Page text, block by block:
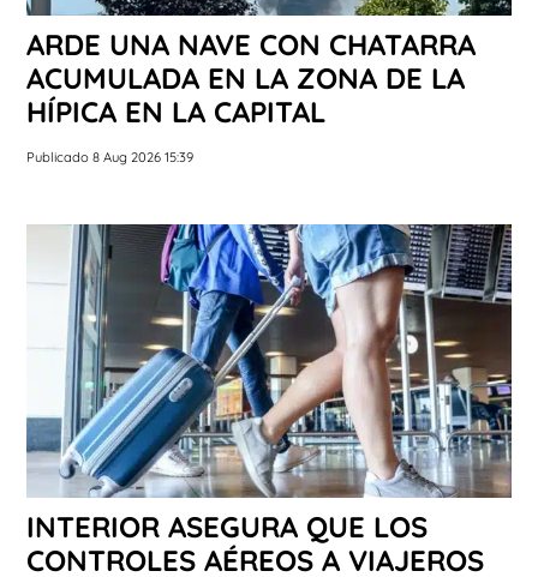
ARDE UNA NAVE CON CHATARRA
ACUMULADA EN LA ZONA DE LA
HÍPICA EN LA CAPITAL
Publicado 8 Aug 2026 15:39
INTERIOR ASEGURA QUE LOS
CONTROLES AÉREOS A VIAJEROS